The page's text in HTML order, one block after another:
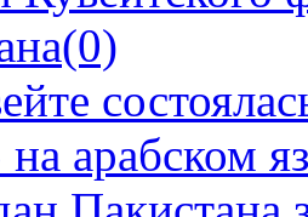
(0)
арабском